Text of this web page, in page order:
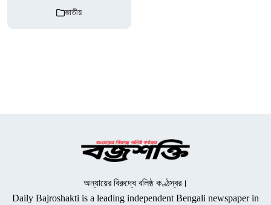
জাতীয়
অন্যায়ের বিরুদ্ধে বলিষ্ঠ কণ্ঠস্বর।
Daily Bajroshakti is a leading independent Bengali newspaper in